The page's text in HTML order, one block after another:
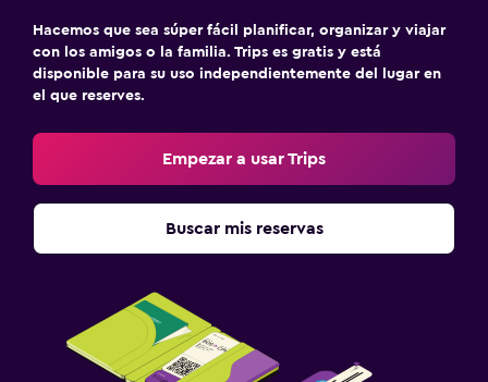
Hacemos que sea súper fácil planificar, organizar y viajar
con los amigos o la familia. Trips es gratis y está
disponible para su uso independientemente del lugar en
el que reserves.
Empezar a usar Trips
Buscar mis reservas